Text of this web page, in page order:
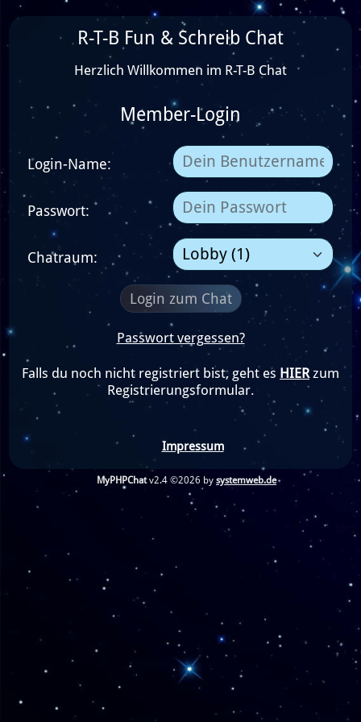
R-T-B Fun & Schreib Chat
Herzlich Willkommen im R-T-B Chat
Member-Login
Login-Name:
Passwort:
Chatraum:
Login zum Chat
Passwort vergessen?
Falls du noch nicht registriert bist, geht es HIER zum
Registrierungsformular.
Impressum
MyPHPChatv2.4 ©2026 by systemweb.de